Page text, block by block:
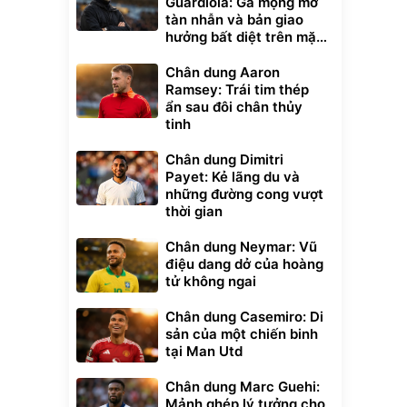
cầm
áp
Bạt phủ xe ô tô
Xe đạp điện trợ
tàn nhẫn và bản giao
hưởng bất diệt trên mặt
Chân dung Aaron
Ramsey: Trái tim thép
ẩn sau đôi chân thủy
tinh
Chân dung Dimitri
Payet: Kẻ lãng du và
những đường cong vượt
thời gian
Chân dung Neymar: Vũ
điệu dang dở của hoàng
tử không ngai
Chân dung Casemiro: Di
sản của một chiến binh
tại Man Utd
Chân dung Marc Guehi:
Mảnh ghép lý tưởng cho